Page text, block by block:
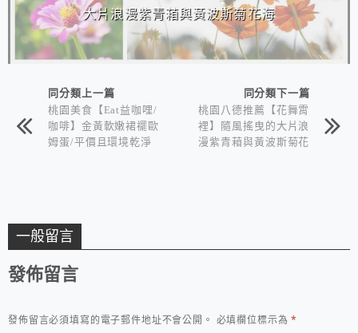
大片浪漫紫青葙與黃波斯菊花海
同分類上一篇
桃園美食【Eat益咖哩/
咖啡】金黃軟嫩裙襬歐
姆蛋/平價且環境乾淨
同分類下一篇
桃園八德推薦【花舞霄
裡】隨風搖曳的大片浪
漫紫青葙與黃波斯菊花
一般留言
發佈留言
發佈留言必須填寫的電子郵件地址不會公開。 必填欄位標示為*